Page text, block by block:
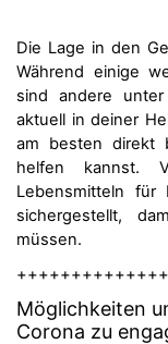
Die Lage in den
Während einige
sind andere
aktuell in deiner
am besten direkt
helfen kannst.
Lebensmitteln für
sichergestellt,
müssen.
Möglichkeiten
Corona zu